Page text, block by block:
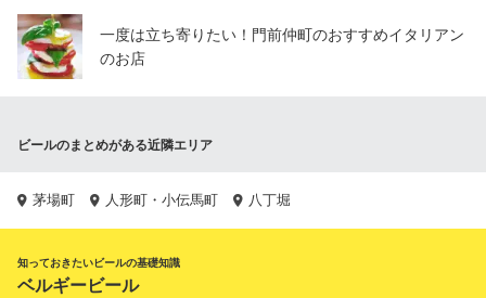
一度は立ち寄りたい！門前仲町のおすすめイタリアン
のお店
ビールのまとめがある近隣エリア
茅場町 人形町・小伝馬町 八丁堀
知っておきたいビールの基礎知識
ベルギービール